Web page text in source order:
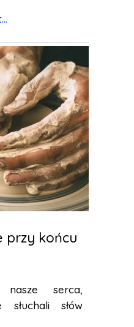
przy końcu
nasze serca,
słuchali słów